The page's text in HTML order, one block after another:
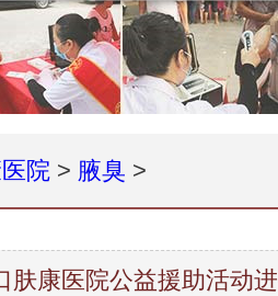
院> 腋臭 >
肤康医院公益援助活动